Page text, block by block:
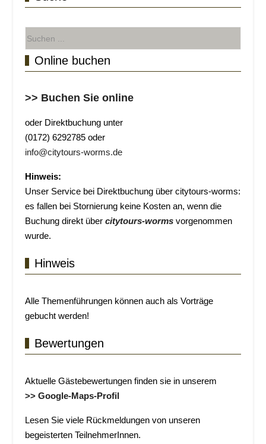
Online buchen
>> Buchen Sie online
oder Direktbuchung unter
(0172) 6292785 oder
info@citytours-worms.de
Hinweis:
Unser Service bei Direktbuchung über citytours-worms:
es fallen bei Stornierung keine Kosten an, wenn die
Buchung direkt über citytours-wormsvorgenommen
wurde.
Hinweis
Alle Themenführungen können auch als Vorträge
gebucht werden!
Bewertungen
Aktuelle Gästebewertungen finden sie in unserem
>> Google-Maps-Profil
Lesen Sie viele Rückmeldungen von unseren
begeisterten TeilnehmerInnen.